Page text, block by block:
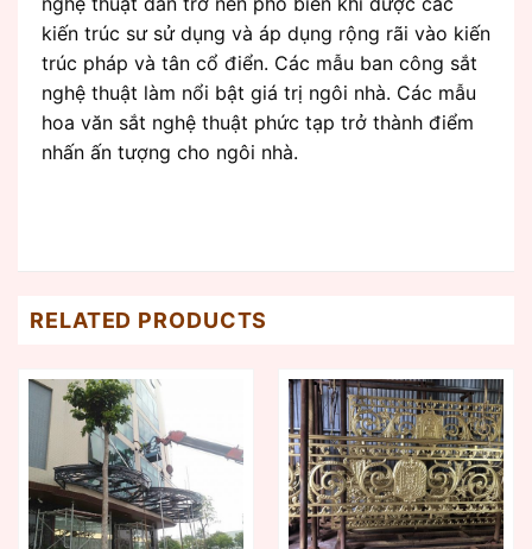
kiến trúc sư sử dụng và áp dụng rộng rãi vào kiến
trúc pháp và tân cổ điển. Các mẫu ban công sắt
nghệ thuật làm nổi bật giá trị ngôi nhà. Các mẫu
hoa văn sắt nghệ thuật phức tạp trở thành điểm
nhấn ấn tượng cho ngôi nhà.
RELATED PRODUCTS